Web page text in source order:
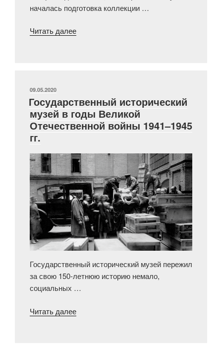
началась подготовка коллекции …
Читать далее«Музей
ОПУБЛИКОВАНО
09.05.2020
Государственный исторический
музей в годы Великой
Отечественной войны 1941–1945
гг.
Государственный исторический музей пережил
за свою 150-летнюю историю немало,
социальных …
Читать далее«Государственный